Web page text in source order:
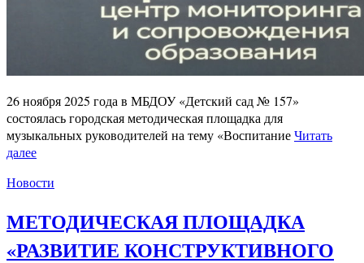
26 ноября 2025 года в МБДОУ «Детский сад № 157»
состоялась городская методическая площадка для
музыкальных руководителей на тему «ВоспитаниеЧитать
далее
Новости
МЕТОДИЧЕСКАЯ ПЛОЩАДКА
«РАЗВИТИЕ КОНСТРУКТИВНОГО